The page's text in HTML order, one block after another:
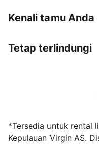
Kenali tamu Anda
Tetap terlindungi
Jadi tuan rumah
*Tersedia untuk rental
Kepulauan Virgin AS.